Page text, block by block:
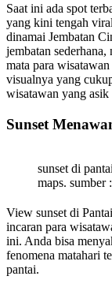
Saat ini ada spot
yang kini tengah
dinamai Jembatan
jembatan
mata para
visualnya yang
wisatawan yang
Sunset
sunset di
maps. sumber :
View sunset di
incaran para
ini. Anda bisa
fenomena matahari
pantai.